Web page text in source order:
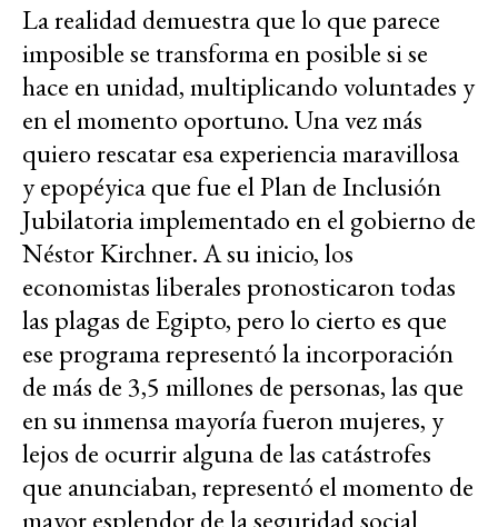
La realidad demuestra que lo que parece
imposible se transforma en posible si se
hace en unidad, multiplicando voluntades y
en el momento oportuno. Una vez más
quiero rescatar esa experiencia maravillosa
y epopéyica que fue el Plan de Inclusión
Jubilatoria implementado en el gobierno de
Néstor Kirchner. A su inicio, los
economistas liberales pronosticaron todas
las plagas de Egipto, pero lo cierto es que
ese programa representó la incorporación
de más de 3,5 millones de personas, las que
en su inmensa mayoría fueron mujeres, y
lejos de ocurrir alguna de las catástrofes
que anunciaban, representó el momento de
mayor esplendor de la seguridad social